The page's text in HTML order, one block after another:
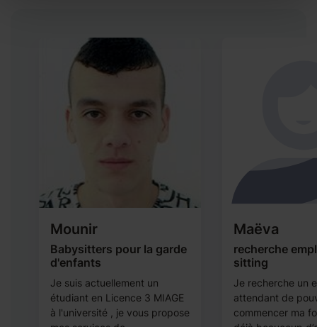
Mounir
Babysitters pour la garde
d'enfants
Je suis actuellement un
étudiant en Licence 3 MIAGE
à l'université , je vous propose
Maëva
recherche
sitting
Je recherche un
attendant de
commencer ma